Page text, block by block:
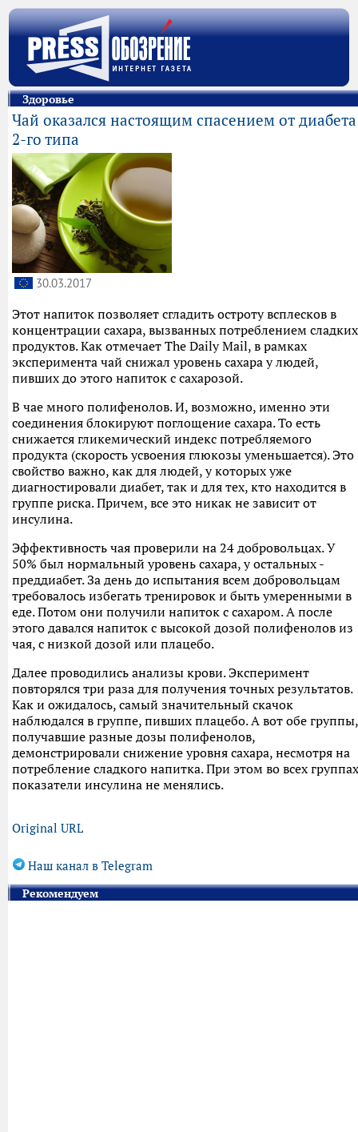
Здоровье
Чай оказался настоящим спасением от диабета
2-го типа
30.03.2017
Этот напиток позволяет сгладить остроту всплесков в
концентрации сахара, вызванных потреблением сладких
продуктов. Как отмечает The Daily Mail, в рамках
эксперимента чай снижал уровень сахара у людей,
пивших до этого напиток с сахарозой.
В чае много полифенолов. И, возможно, именно эти
соединения блокируют поглощение сахара. То есть
снижается гликемический индекс потребляемого
продукта (скорость усвоения глюкозы уменьшается). Это
свойство важно, как для людей, у которых уже
диагностировали диабет, так и для тех, кто находится в
группе риска. Причем, все это никак не зависит от
инсулина.
Эффективность чая проверили на 24 добровольцах. У
50% был нормальный уровень сахара, у остальных -
преддиабет. За день до испытания всем добровольцам
требовалось избегать тренировок и быть умеренными в
еде. Потом они получили напиток с сахаром. А после
этого давался напиток с высокой дозой полифенолов из
чая, с низкой дозой или плацебо.
Далее проводились анализы крови. Эксперимент
повторялся три раза для получения точных результатов.
Как и ожидалось, самый значительный скачок
наблюдался в группе, пивших плацебо. А вот обе группы,
получавшие разные дозы полифенолов,
демонстрировали снижение уровня сахара, несмотря на
потребление сладкого напитка. При этом во всех группах
показатели инсулина не менялись.
Original URL
Наш канал в Telegram
Рекомендуем